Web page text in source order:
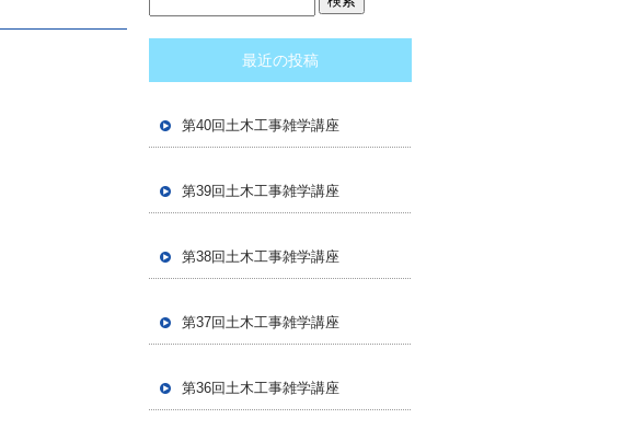
最近の投稿
第40回土木工事雑学講座
第39回土木工事雑学講座
第38回土木工事雑学講座
第37回土木工事雑学講座
第36回土木工事雑学講座